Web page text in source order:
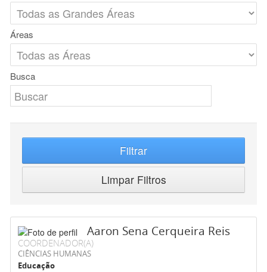
Áreas
Busca
Filtrar
Limpar Filtros
Aaron Sena Cerqueira Reis
COORDENADOR(A)
CIÊNCIAS HUMANAS
Educação